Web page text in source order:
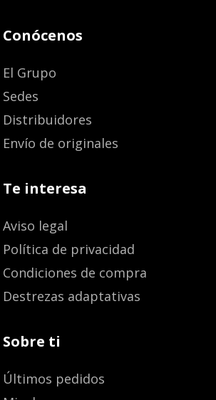
Conócenos
El Grupo
Sedes
Distribuidores
Envío de originales
Te interesa
Aviso legal
Política de privacidad
Condiciones de compra
Destrezas adaptativas
Sobre ti
Últimos pedidos